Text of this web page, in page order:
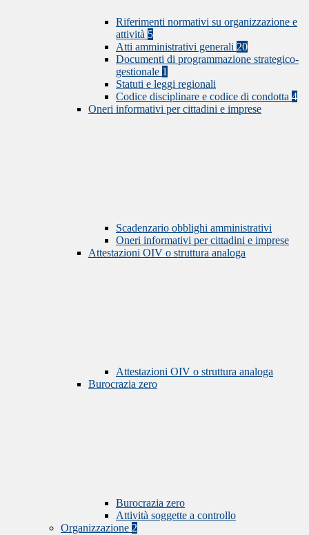
Riferimenti normativi su organizzazione e
attività 5
Atti amministrativi generali 20
Documenti di programmazione strategico-
gestionale 1
Statuti e leggi regionali
Codice disciplinare e codice di condotta 4
Oneri informativi per cittadini e imprese
Scadenzario obblighi amministrativi
Oneri informativi per cittadini e imprese
Attestazioni OIV o struttura analoga
Attestazioni OIV o struttura analoga
Burocrazia zero
Burocrazia zero
Attività soggette a controllo
Organizzazione 2